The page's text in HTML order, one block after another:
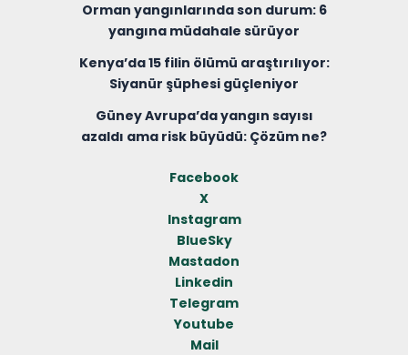
Orman yangınlarında son durum: 6
yangına müdahale sürüyor
Kenya’da 15 filin ölümü araştırılıyor:
Siyanür şüphesi güçleniyor
Güney Avrupa’da yangın sayısı
azaldı ama risk büyüdü: Çözüm ne?
Facebook
X
Instagram
BlueSky
Mastadon
Linkedin
Telegram
Youtube
Mail